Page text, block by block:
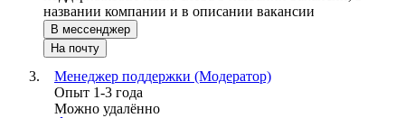
названии компании и в описании вакансии
В мессенджер
На почту
Менеджер поддержки (Модератор)
Опыт 1-3 года
Можно удалённо